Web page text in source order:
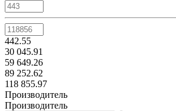
442.55
30 045.91
59 649.26
89 252.62
118 855.97
Производитель
Производитель